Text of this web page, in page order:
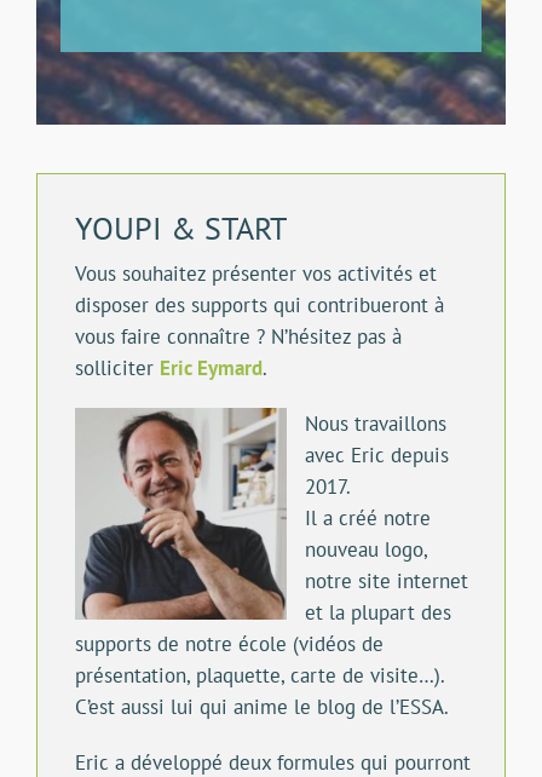
YOUPI & START
Vous souhaitez présenter vos activités et
disposer des supports qui contribueront à
vous faire connaître ? N’hésitez pas à
solliciter Eric Eymard.
Nous travaillons
avec Eric depuis
2017.
Il a créé notre
nouveau logo,
notre site internet
et la plupart des
supports de notre école (vidéos de
présentation, plaquette, carte de visite…).
C’est aussi lui qui anime le blog de l’ESSA.
Eric a développé deux formules qui pourront